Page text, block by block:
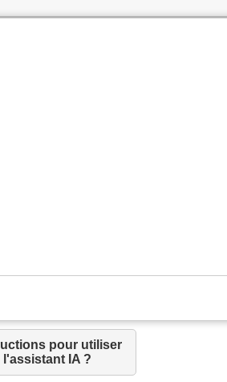
pour utiliser
l'assistant IA ?